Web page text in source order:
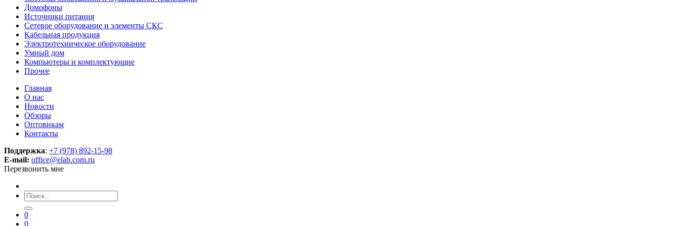
Домофоны
Источники питания
Сетевое оборудование и элементы СКС
Кабельная продукция
Электротехническое оборудование
Умный дом
Компьютеры и комплектующие
Прочее
Главная
О нас
Новости
Обзоры
Оптовикам
Контакты
Поддержка: +7 (978) 892-15-98
E-mail: office@elab.com.ru
Перезвонить мне
0
0